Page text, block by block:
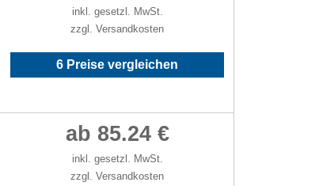
inkl. gesetzl. MwSt.
zzgl. Versandkosten
6 Preise vergleichen
ab 85.24 €
inkl. gesetzl. MwSt.
zzgl. Versandkosten